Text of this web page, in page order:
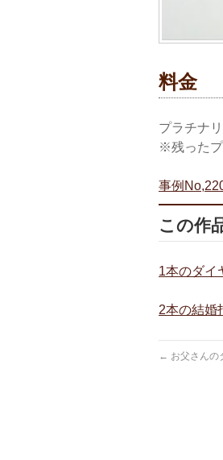
料金
プラチナ
※残ったプ
事例
この作
1本のダイ
2本の結婚
← お父さんの